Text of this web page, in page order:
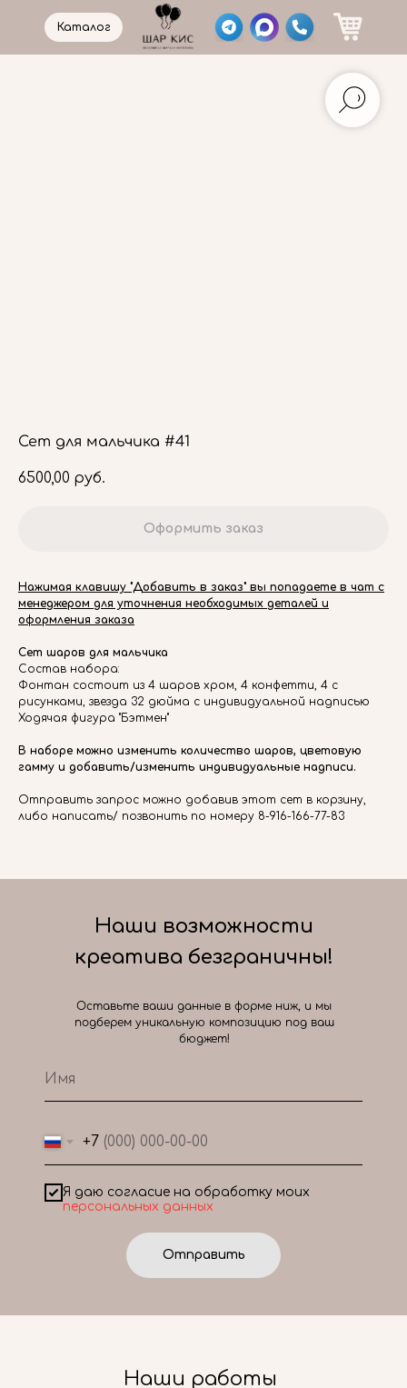
Каталог
Сет для мальчика #41
6500,00 руб.
Оформить заказ
Нажимая клавишу "Добавить в заказ" вы попадаете в чат с
менеджером для уточнения необходимых деталей и
оформления заказа
Сет шаров для мальчика
Состав набора:
Фонтан состоит из 4 шаров хром, 4 конфетти, 4 с
рисунками, звезда 32 дюйма с индивидуальной надписью
Ходячая фигура "Бэтмен"
В наборе можно изменить количество шаров, цветовую
гамму и добавить/изменить индивидуальные надписи.
Отправить запрос можно добавив этот сет в корзину,
либо написать/ позвонить по номеру 8-916-166-77-83
+7
Я даю согласие на обработку моих
персональных данных
Отправить
Наши возможности
креатива безграничны!
Оставьте ваши данные в форме ниж, и мы
подберем уникальную композицию под ваш
бюджет!
Наши работы